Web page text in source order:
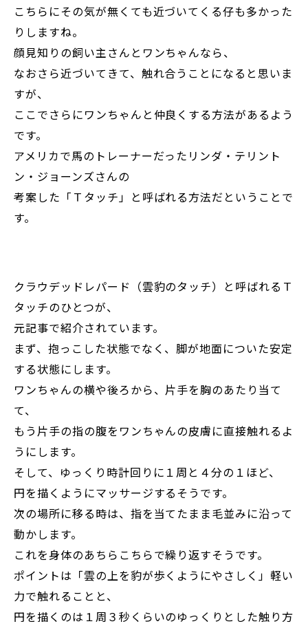
こちらにその気が無くても近づいてくる仔も多かった
りしますね。
顔見知りの飼い主さんとワンちゃんなら、
なおさら近づいてきて、触れ合うことになると思いま
すが、
ここでさらにワンちゃんと仲良くする方法があるよう
です。
アメリカで馬のトレーナーだったリンダ・テリント
ン・ジョーンズさんの
考案した「Ｔタッチ」と呼ばれる方法だということで
す。
クラウデッドレパード（雲豹のタッチ）と呼ばれるＴ
タッチのひとつが、
元記事で紹介されています。
まず、抱っこした状態でなく、脚が地面についた安定
する状態にします。
ワンちゃんの横や後ろから、片手を胸のあたり当て
て、
もう片手の指の腹をワンちゃんの皮膚に直接触れるよ
うにします。
そして、ゆっくり時計回りに１周と４分の１ほど、
円を描くようにマッサージするそうです。
次の場所に移る時は、指を当てたまま毛並みに沿って
動かします。
これを身体のあちらこちらで繰り返すそうです。
ポイントは「雲の上を豹が歩くようにやさしく」軽い
力で触れることと、
円を描くのは１周３秒くらいのゆっくりとした触り方